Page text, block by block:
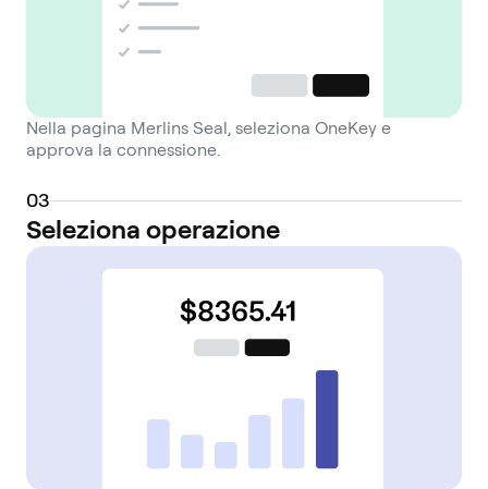
Nella pagina Merlins Seal, seleziona OneKey e
approva la connessione.
03
Seleziona operazione